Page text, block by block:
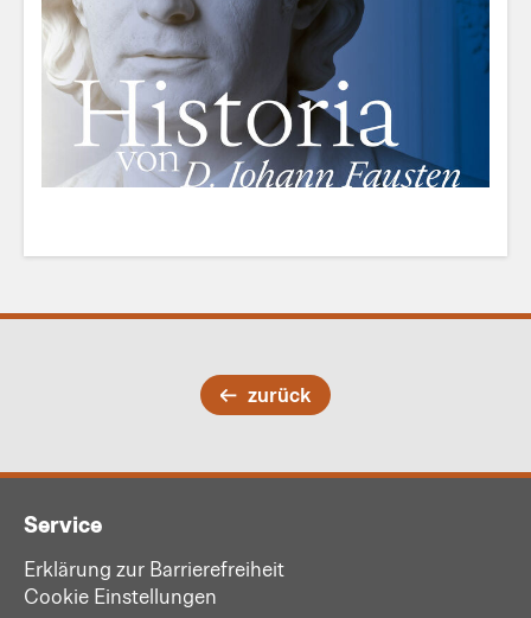
zurück
Service
Erklärung zur Barrierefreiheit
Cookie Einstellungen